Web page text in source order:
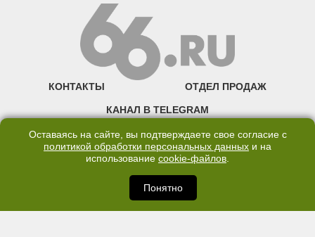
КОНТАКТЫ ОТДЕЛ ПРОДАЖ
КАНАЛ В TELEGRAM
ПОЛИТИКА ОБРАБОТКИ ПЕРСОНАЛЬНЫХ ДАННЫХ
COOKIE
©2007—2025 66.RU. Воспроизведение, сообщение, доведение до всеобщего
сведения размещенных на сайте 66.RU материалов и их элементов без согласия
правообладателя запрещено. Сетевое издание «Современный портал
Оставаясь на сайте, вы подтверждаете свое согласие с
политикой обработки персональных данных и на
использование cookie-файлов.
Понятно